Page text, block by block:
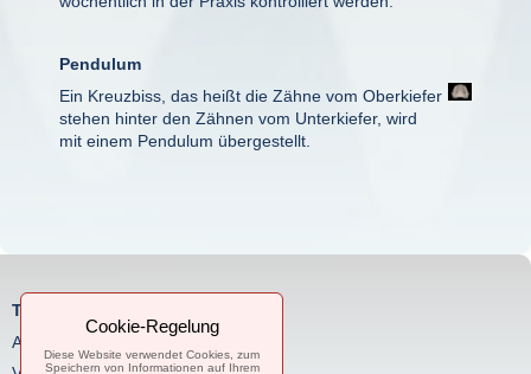
Pendulum
Ein Kreuzbiss, das heißt die Zähne vom Oberkiefer
stehen hinter den Zähnen vom Unterkiefer, wird
mit einem Pendulum übergestellt.
Telefon:
Anmeldung
: 04421 / 33001
Cookie-Regelung
Diese Website verwendet Cookies, zum
Speichern von Informationen auf Ihrem